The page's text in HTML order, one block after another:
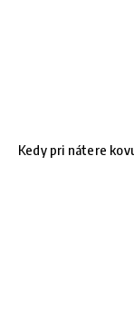
Kedy pri nátere